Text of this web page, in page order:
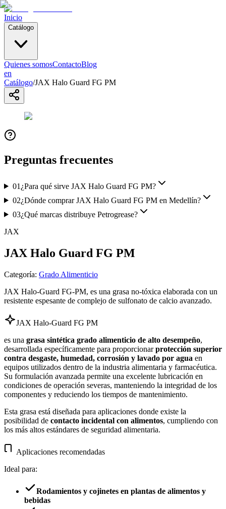
Inicio
Catálogo
Quienes somosContactoBlog
en
Catálogo/JAX Halo Guard FG PM
Preguntas frecuentes
01 ¿Para qué sirve JAX Halo Guard FG PM?
02¿Dónde comprar JAX Halo Guard FG PM en Medellín?
03¿Qué marcas distribuye Petrogrease?
JAX
JAX Halo Guard FG PM
Categoría: Grado Alimenticio
JAX Halo-Guard FG-PM, es una grasa no-tóxica elaborada con un
resistente espesante de complejo de sulfonato de calcio avanzado.
JAX Halo-Guard FG PM
es una grasa sintética grado alimenticio de alto desempeño,
desarrollada específicamente para proporcionarprotección superior
contra desgaste, humedad, corrosión y lavado por agua en
equipos utilizados dentro de la industria alimentaria y farmacéutica.
Su formulación avanzada permite una excelente lubricación en
condiciones de operación severas, manteniendo la integridad de los
componentes y reduciendo los tiempos de mantenimiento.
Esta grasa está diseñada para aplicaciones donde existe la
posibilidad de contacto incidental con alimentos, cumpliendo con
los más altos estándares de seguridad alimentaria.
Aplicaciones recomendadas
Ideal para:
Rodamientos y cojinetes en plantas de alimentos y
bebidas